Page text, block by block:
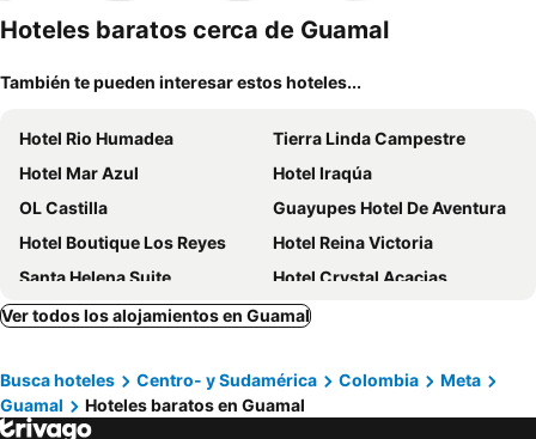
mascotas
miento
Hoteles baratos cerca de Guamal
También te pueden interesar estos hoteles...
Hotel Rio Humadea
Tierra Linda Campestre
Hotel Mar Azul
Hotel Iraqúa
OL Castilla
Guayupes Hotel De Aventura
Hotel Boutique Los Reyes
Hotel Reina Victoria
Santa Helena Suite
Hotel Crystal Acacias
Hotel Sunrise Guamal
Hotel el Portal de los Ángeles
Hotel Real Caracoli
Hotel Mar Verde
HOTEL EL NARANJO
Hotel Y Piscina Malecon
Ver todos los alojamientos en Guamal
Busca hoteles Centro- y Sudamérica Colombia
Meta
Guamal
Hoteles baratos en Guamal